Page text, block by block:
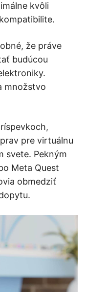
kvôli
že práve
budúcou
množstvo
pre virtuálnu
svete. Pekným
Meta Quest
obmedziť